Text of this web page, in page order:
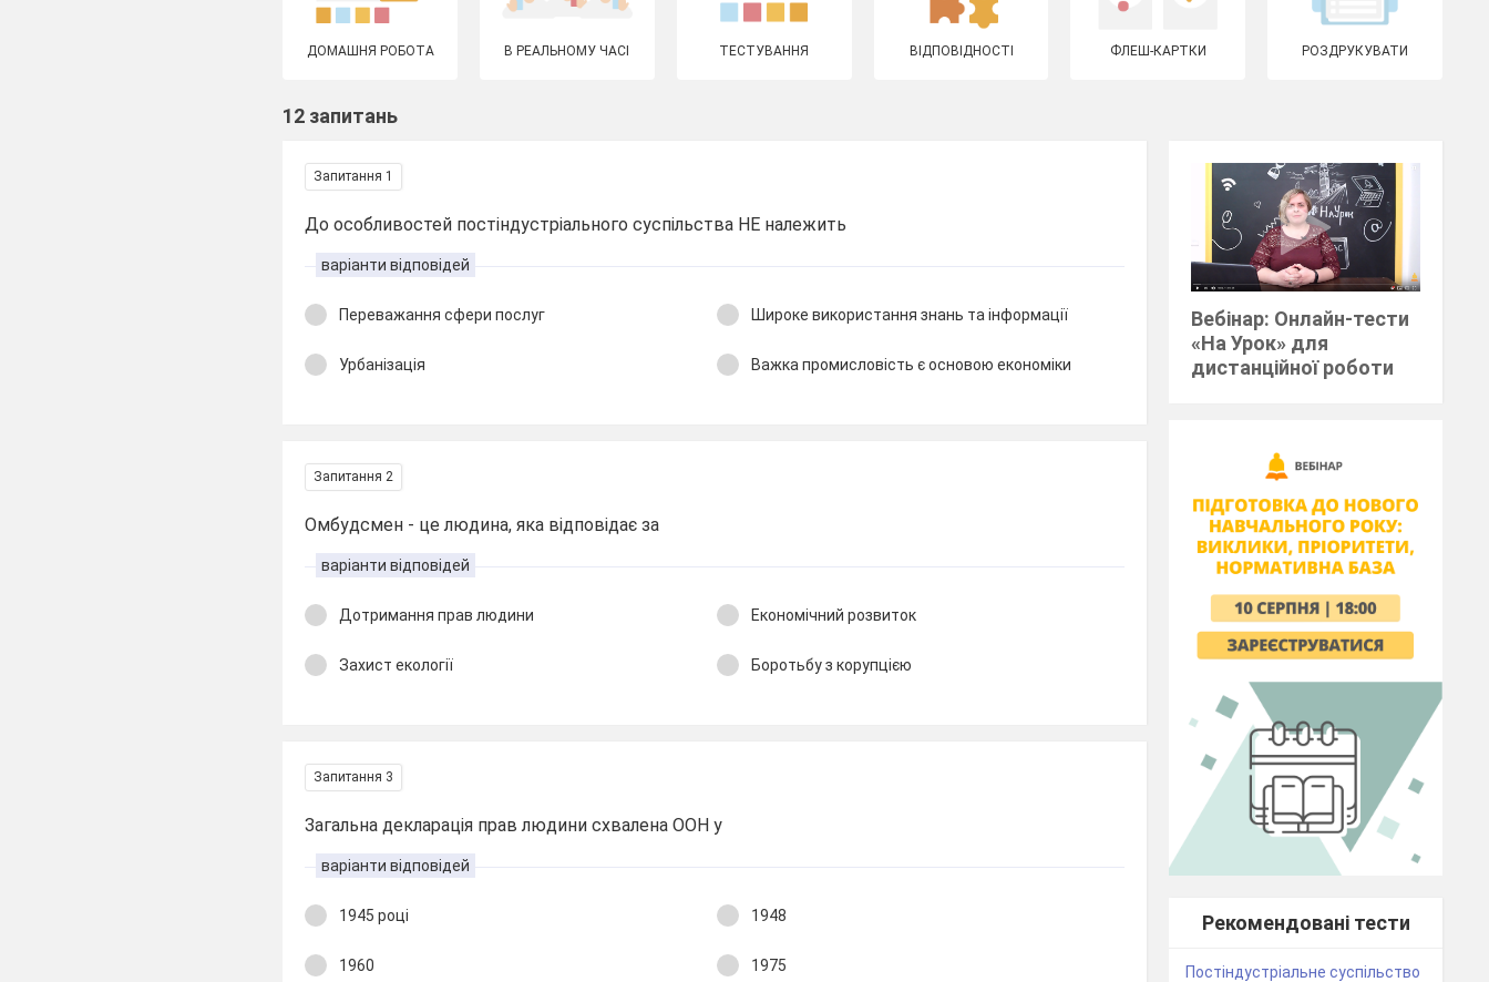
ДОМАШНЯ РОБОТА В РЕАЛЬНОМУ ЧАСІ ТЕСТУВАННЯ ВІДПОВІДНОСТІ ФЛЕШ-КАРТКИ РОЗДРУКУВАТИ
12 запитань
Запитання 1
До особливостей постіндустріального суспільства НЕ належить
варіанти відповідей
Переважання сфери послуг Широке використання знань та інформації
Урбанізація Важка промисловість є основою економіки
Запитання 2
Омбудсмен - це людина, яка відповідає за
варіанти відповідей
Дотримання прав людини Економічний розвиток
Захист екології Боротьбу з корупцією
Запитання 3
Загальна декларація прав людини схвалена ООН у
варіанти відповідей
1945 році 1948
1960 1975
Вебінар: Онлайн-тести
«На Урок» для
дистанційної роботи
Рекомендовані тести
Постіндустріальне суспільство